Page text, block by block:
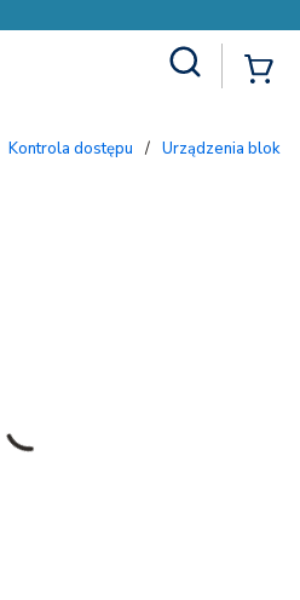
Kontrola dostępu / Urządzenia